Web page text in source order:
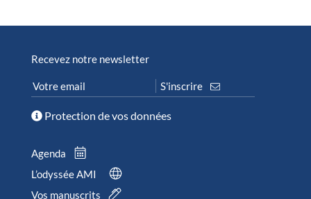
Recevez notre newsletter
Protection de vos données
Agenda
L’odyssée AMI
Vos manuscrits